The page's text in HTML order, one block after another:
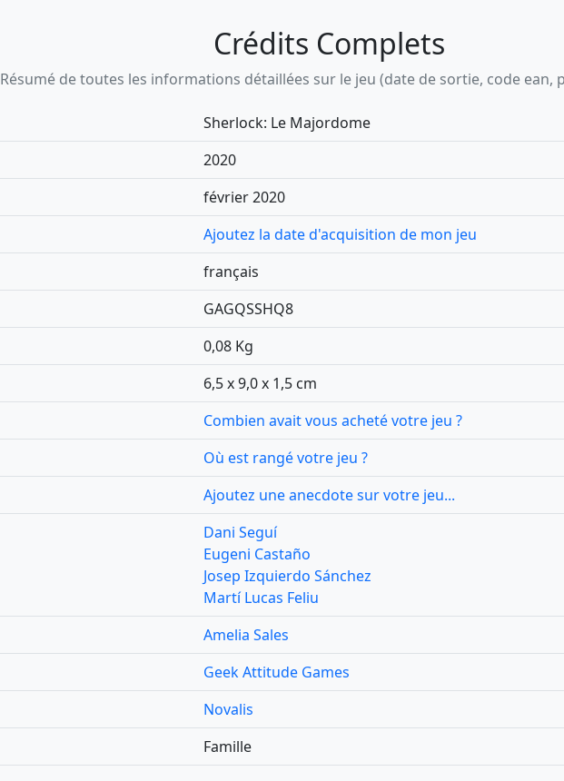
Crédits Complets
Résumé de toutes les informations détaillées sur le jeu (date de sortie, code ean,
Sherlock: Le Majordome
2020
février 2020
Ajoutez la date d'acquisition de mon jeu
français
GAGQSSHQ8
0,08 Kg
6,5 x 9,0 x 1,5 cm
Combien avait vous acheté votre jeu ?
Où est rangé votre jeu ?
Ajoutez une anecdote sur votre jeu...
Dani Seguí
Eugeni Castaño
Josep Izquierdo Sánchez
Martí Lucas Feliu
Amelia Sales
Geek Attitude Games
Novalis
Famille